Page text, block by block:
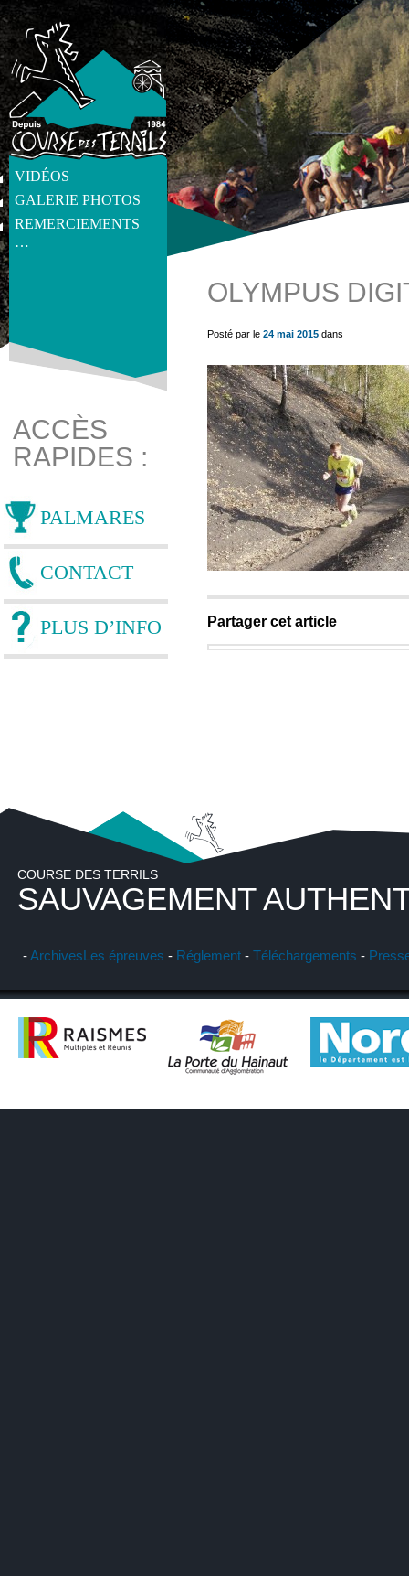
VIDÉOS
GALERIE PHOTOS
REMERCIEMENTS
…
get_post_meta(get_the_ID(), 'thumb', true) ?>
ACCÈS
RAPIDES :
PALMARES
CONTACT
PLUS D’INFO
OLYMPUS
Posté par le 24 mai 2015 dans
Partager cet article
COURSE DES TERRILS
SAUVAGEMENT
-ArchivesLes épreuves - Réglement - Téléchargements -